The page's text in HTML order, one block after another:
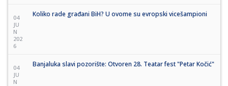
04
JU
N
202
6
Koliko rade građani BiH? U ovome su evropski vicešampioni
04
JU
N
Banjaluka slavi pozorište: Otvoren 28. Teatar fest "Petar Kočić"